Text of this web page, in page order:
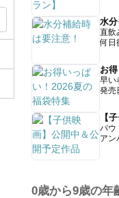
水
直飲
何日
お
早い
発売
【
パウ
ア
0歳から9歳の年